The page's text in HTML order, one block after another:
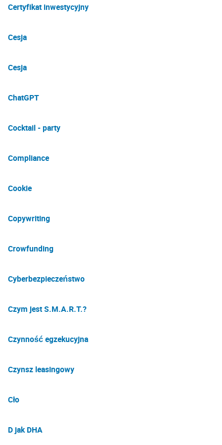
Certyfikat inwestycyjny
Cesja
Cesja
ChatGPT
Cocktail - party
Compliance
Cookie
Copywriting
Crowfunding
Cyberbezpieczeństwo
Czym jest S.M.A.R.T.?
Czynność egzekucyjna
Czynsz leasingowy
Cło
D jak DHA